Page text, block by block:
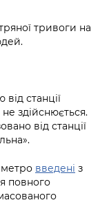
тривоги на
станції
здійснюється.
від станції
метро введені з
повного